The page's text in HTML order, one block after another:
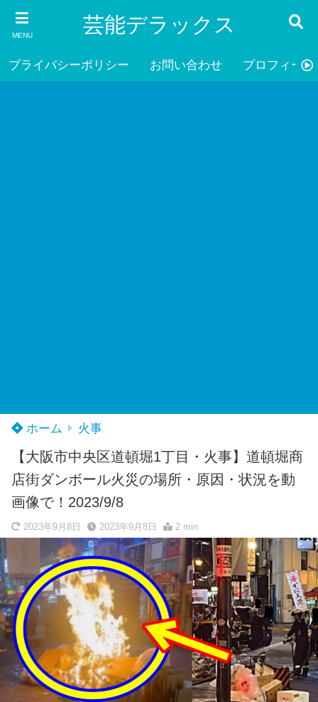
MENU 芸能デラックス
プライバシーポリシー お問い合わせ プロフィール
ホーム 火事
【大阪市中央区道頓堀1丁目・火事】道頓堀商
店街ダンボール火災の場所・原因・状況を動
画像で！2023/9/8
2023年9月8日 2023年9月8日 2 min